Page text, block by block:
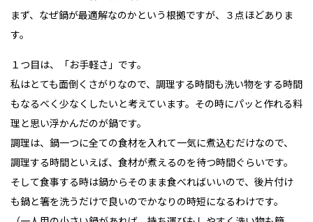
まず、なぜ鍋が最適解なのかという根拠ですが、３点ほどありま
す。
１つ目は、「お手軽さ」です。
私はとても面倒くさがりなので、調理する時間も洗い物をする時間
もなるべく少なくしたいと考えています。その時にパッと作れる料
理と思い浮かんだのが鍋です。
調理は、鍋一つに全ての食材を入れて一気に煮込むだけなので、
調理する時間といえば、食材が煮えるのを待つ時間ぐらいです。
そして食事する時は鍋からそのまま食べればいいので、後片付け
も鍋と箸を洗うだけで良いのでかなりの時短になるわけです。